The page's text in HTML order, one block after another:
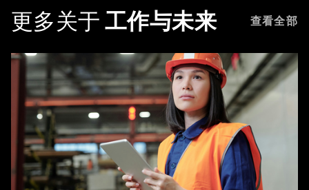
更多关于 工作与未来 查看全部